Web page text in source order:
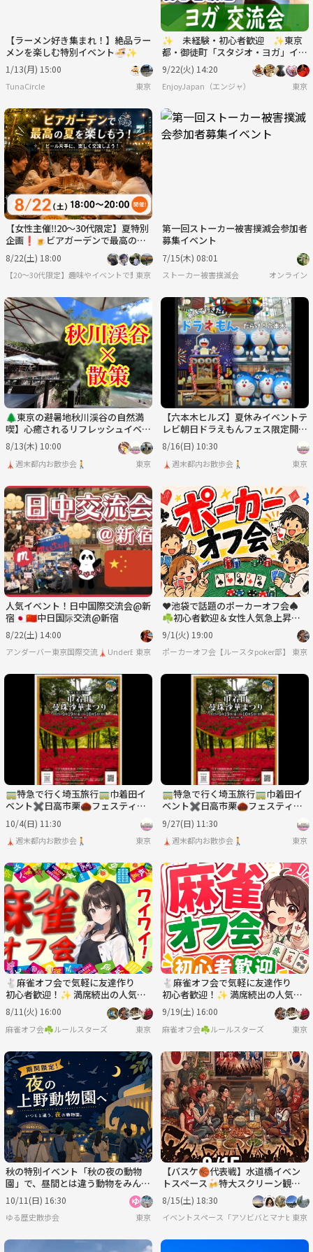
【ラーメン好き集まれ！】絶品ラー
メンを楽しむ特別イベント🍜✨
1/13(月) 15:00
TunaCircle 東京
✨ 未経験・初心者歓迎 ✨東京
都・御徒町「スタジオ・ヨガ」イベ
ント
9/22(火) 14:20
EnjoyJapan（エンジャ） 東京
【女性主催‼️20〜30代限定】夏特別
企画❗️🍺ビアガーデンで最高の夏
を楽しもう🍺
8/22(土) 18:00
【20〜30代限定】趣味やイベントで繋がる！飲み会・スポーツ・各種ゲーム・季節イ
東京
第一回ストーカー被害撲滅会参加者
募集イベント
7/15(木) 08:01
ストーカー被害撲滅会 オンライン
🌲東京の避暑地秋川渓谷の自然満
喫】心癒されるリフレッシュイベン
ト🌿
8/13(木) 10:00
🗼週末都内お散歩会🚶 東京
【六本木ヒルズ】夏休みイベントテ
レビ朝日ドラえもんフェス限定開催
🎈
8/16(日) 10:30
🗼週末都内お散歩会🚶 東京
人気イベント！日中国際交流会@新
宿🇯🇵🇨🇳中日国际交流@新宿
8/22(土) 14:00
アンダーバー東京国際交流🗼UnderBar TOKYO PARTY
東京
❤池袋で話題のポーカーオフ会♠️
☘初心者歓迎＆女性人気急上昇イ
ベント✨
9/1(火) 19:00
ポーカーオフ会【ルースタpoker部】テキ
東京
🚃特急で行く埼玉旅行🚃巾着田イ
ベント✖️日高市栗🌰フェスティバ
ル
10/4(日) 11:30
🗼週末都内お散歩会🚶 東京
🚃特急で行く埼玉旅行🚃巾着田イ
ベント✖️日高市栗🌰フェスティバ
ル
9/27(日) 11:30
🗼週末都内お散歩会🚶 東京
🐇麻雀オフ会で気軽に友達作り
初心者歓迎！✨ 満席続出の人気イ
ベント！
8/11(火) 16:00
麻雀オフ会☘️ルールスターズ 東京
🐇麻雀オフ会で気軽に友達作り
初心者歓迎！✨ 満席続出の人気イ
ベント！
9/19(土) 16:00
麻雀オフ会☘️ルールスターズ 東京
秋の特別イベント「秋の夜の動物
園」で、昼間とは違う動物をみんな
で観察しよう！
10/11(日) 16:30
ゆる歴史散歩会 東京
【バスケ🏀代表戦】水道橋イベン
トスペース🍻特大スクリーン観
戦！お酒片手に盛り上がろう！
8/15(土) 18:30
イベントスペース「アソビバとマナビバ」
東京